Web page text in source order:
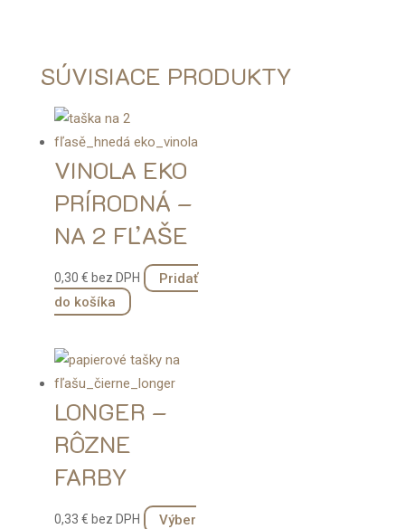
SÚVISIACE PRODUKTY
VINOLA EKO
PRÍRODNÁ –
NA 2 FĽAŠE
0,30 € bez DPH
Pridať
do košíka
LONGER –
RÔZNE
FARBY
0,33 € bez DPH
Výber